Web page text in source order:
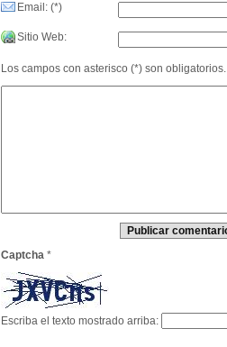
Email: (*)
Sitio Web:
Los campos con asterisco (*) son obligatorios.
Captcha *
Escriba el texto mostrado arriba: